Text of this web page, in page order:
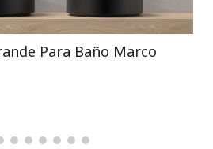
Para Baño Marco